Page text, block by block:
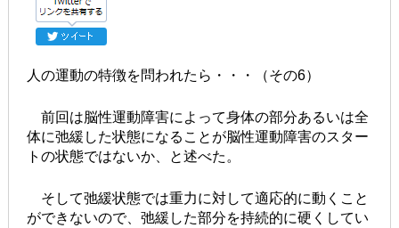
人の運動の特徴を問われたら・・・（その6）
前回は脳性運動障害によって身体の部分あるいは全
体に弛緩した状態になることが脳性運動障害のスター
トの状態ではないか、と述べた。
そして弛緩状態では重力に対して適応的に動くこと
ができないので、弛緩した部分を持続的に硬くしてい